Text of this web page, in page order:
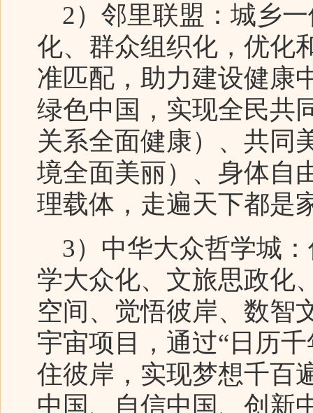
2）邻里联盟：城乡
化、群众组织化，优化
准匹配，助力建设健康
绿色中国，实现全民共
关系全面健康）、共同
境全面美丽）、身体自
理载体，走遍天下都是
3）中华大众哲学城
学大众化、文旅思政化
空间、觉悟彼岸、数智
宇宙项目，通过“日历
住彼岸，实现梦想千百
中国、自信中国、创新